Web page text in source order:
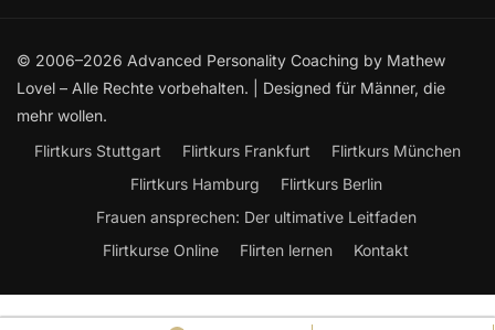
© 2006–2026 Advanced Personality Coaching by Mathew
Lovel – Alle Rechte vorbehalten. | Designed für Männer, die
mehr wollen.
Flirtkurs Stuttgart
Flirtkurs Frankfurt
Flirtkurs München
Flirtkurs Hamburg
Flirtkurs Berlin
Frauen ansprechen: Der ultimative Leitfaden
Flirtkurse Online
Flirten lernen Kontakt